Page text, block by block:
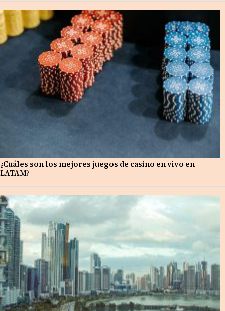
¿Cuáles son los mejores juegos de casino en vivo en
LATAM?